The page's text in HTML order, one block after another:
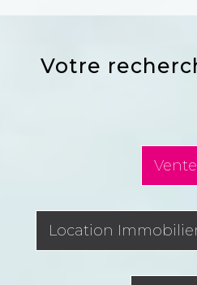
votre
Vente
Location